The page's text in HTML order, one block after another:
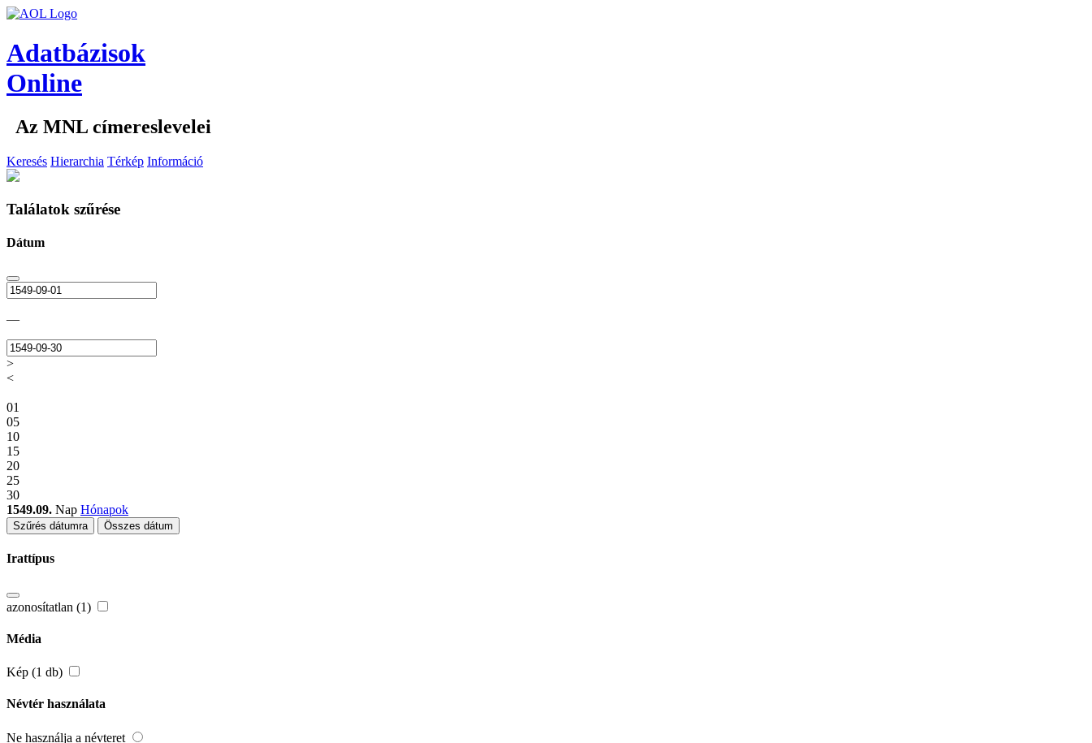
Adatbázisok
Online
Az MNL címereslevelei
Keresés Hierarchia Térkép Információ
Találatok szűrése
Dátum
—
>
<
01
05
10
15
20
25
30
1549.09. Nap Hónapok
Szűrés dátumra Összes dátum
Irattípus
azonosítatlan (1)
Média
Kép (1 db)
Névtér használata
Ne használja a névteret